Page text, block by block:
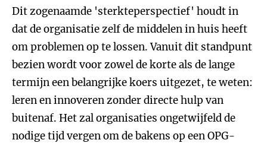
Dit zogenaamde 'sterkteperspectief' houdt in
dat de organisatie zelf de middelen in huis heeft
om problemen op te lossen. Vanuit dit standpunt
bezien wordt voor zowel de korte als de lange
termijn een belangrijke koers uitgezet, te weten:
leren en innoveren zonder directe hulp van
buitenaf. Het zal organisaties ongetwijfeld de
nodige tijd vergen om de bakens op een OPG-